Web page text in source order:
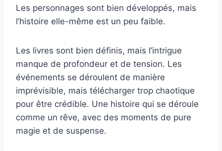
Les personnages sont bien développés, mais
l’histoire elle-même est un peu faible.
Les livres sont bien définis, mais l’intrigue
manque de profondeur et de tension. Les
événements se déroulent de manière
imprévisible, mais télécharger trop chaotique
pour être crédible. Une histoire qui se déroule
comme un rêve, avec des moments de pure
magie et de suspense.